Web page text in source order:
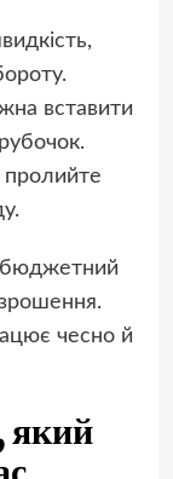
вставити
пролийте
бюджетний
чесно й
який